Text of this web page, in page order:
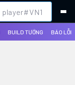
BUILD TƯỚNG BÁO LỖI